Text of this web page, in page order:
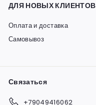
ДЛЯ НОВЫХ КЛИЕНТОВ
Оплата и доставка
Самовывоз
Связаться
+79049416062